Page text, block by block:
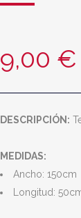
9,00 €
DESCRIPCIÓN:
MEDIDAS:
Ancho: 150cm
Longitud: